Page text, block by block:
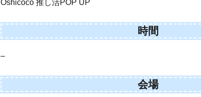
Oshicoco 推し活POP UP
時間
–
会場